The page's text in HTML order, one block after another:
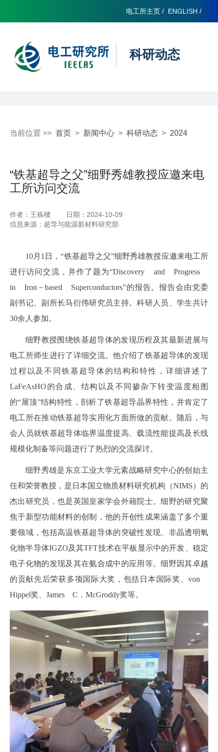
电工所主页 / ENGLISH /
科研动态
当前位置 >> 首页 > 新闻中心 > 科研动态 > 2024
“铁基超导之父”细野秀雄教授应邀来电
工所访问交流
作者：王栋樑
日期：2024-10-09
信息来源：超导与能源新材料研究部
10月1日，“铁基超导之父”细野秀雄教授应邀来电工所
进行访问交流，并作了题为“Discovery and Progress
in Iron－based Superconductors”的报告。报告会由党委
副书记、副所长马衍伟研究员主持。科研人员、学生共计
30余人参加。
细野教授围绕铁基超导体的发现历程及其最新进展与
电工所师生进行了详细交流。他介绍了铁基超导体的发现
过程以及不同铁基超导体的结构和特性，详细讲述了
LaFeAsHO的合成、结构以及不同掺杂下转变温度相图
的“屋顶”结构特性，剖析了铁基超导晶界特性，并肯定了
电工所在推动铁基超导实用化方面所做的贡献。随后，与
会人员就铁基超导体临界温度提高、载流性能提高及长线
规模化制备等问题进行了热烈的交流探讨。
细野秀雄是东京工业大学元素战略研究中心的创始主
任和荣誉教授，是日本国立物质材料研究机构（NIMS）的
杰出研究员，也是英国皇家学会外籍院士。细野的研究聚
焦于新型功能材料的创制，他的开创性成果涵盖了多个重
要领域，包括高温铁基超导体的突破性发现、非晶透明氧
化物半导体IGZO及其TFT技术在平板显示中的开发、稳定
电子化物的发现及其在氨合成中的应用等。细野因其卓越
的贡献先后荣获多项国际大奖，包括日本国际奖、von
Hippel奖、James C．McGroddy奖等。